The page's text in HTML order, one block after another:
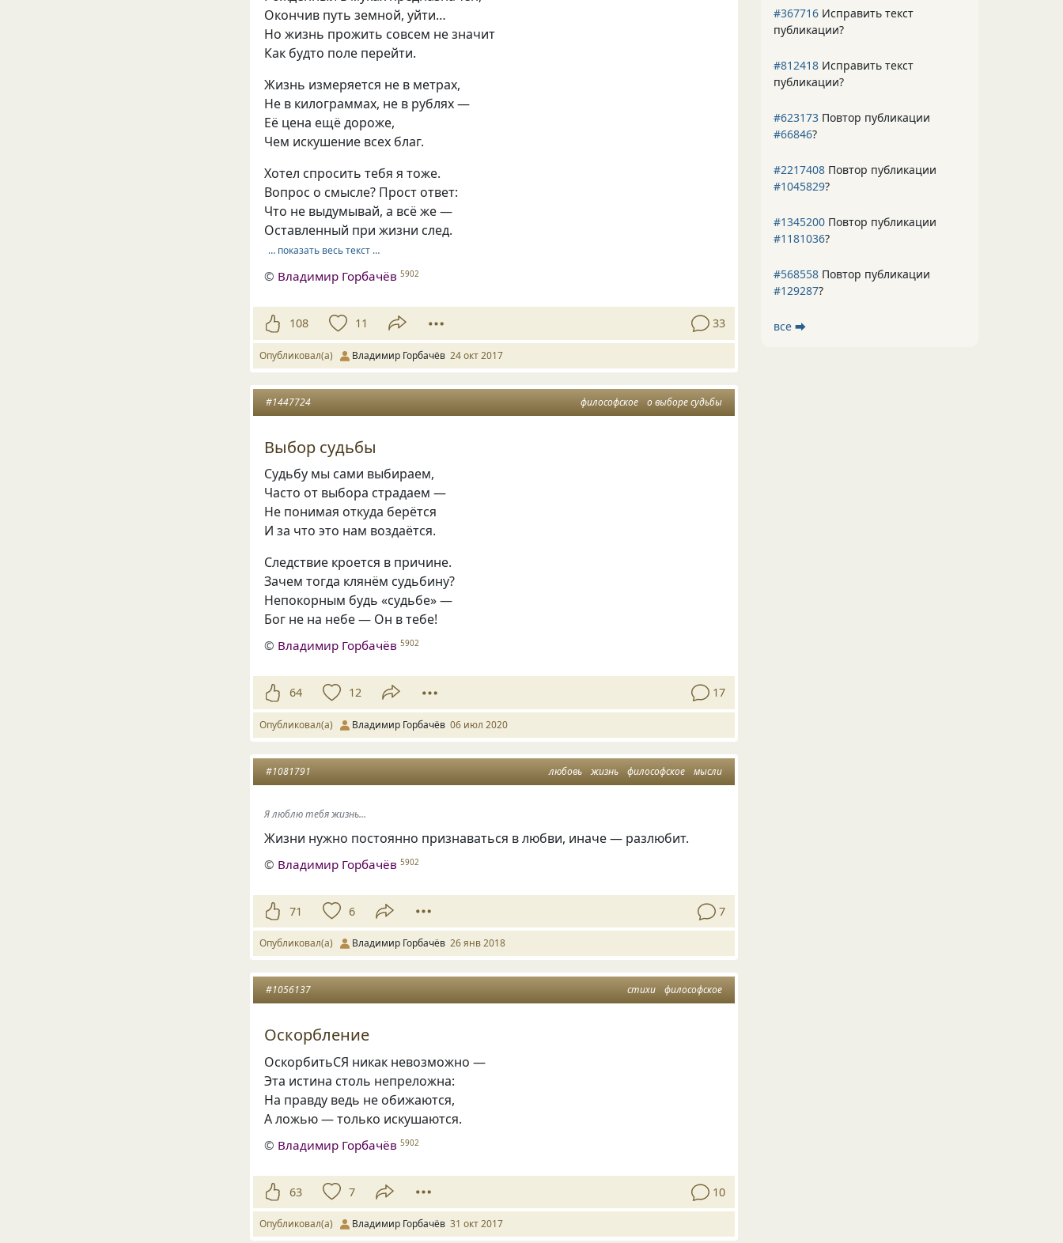
Окончив путь земной, уйти…
Но жизнь прожить совсем не значит
Как будто поле перейти.
Жизнь измеряется не в метрах,
Не в килограммах, не в рублях —
Её цена ещё дороже,
Чем искушение всех благ.
Хотел спросить тебя я тоже.
Вопрос о смысле? Прост ответ:
Что не выдумывай, а всё же —
Оставленный при жизни след.
… показать весь текст …
© Владимир Горбачёв 5902
108 11 33
Опубликовал(а) Владимир Горбачёв 24 окт 2017
философское о выборе судьбы
#1447724
Выбор судьбы
Судьбу мы сами выбираем,
Часто от выбора страдаем —
Не понимая откуда берётся
И за что это нам воздаётся.
Следствие кроется в причине.
Зачем тогда клянём судьбину?
Непокорным будь «судьбе» —
Бог не на небе — Он в тебе!
© Владимир Горбачёв 5902
64 12 17
Опубликовал(а) Владимир Горбачёв 06 июл 2020
любовь жизнь философское мысли
#1081791
Я люблю тебя жизнь...
Жизни нужно постоянно признаваться в любви, иначе — разлюбит.
© Владимир Горбачёв 5902
71 6 7
Опубликовал(а) Владимир Горбачёв 26 янв 2018
стихи философское
#1056137
Оскорбление
ОскорбитьСЯ никак невозможно —
Эта истина столь непреложна:
На правду ведь не обижаются,
А ложью — только искушаются.
© Владимир Горбачёв 5902
63 7 10
Опубликовал(а) Владимир Горбачёв 31 окт 2017
#367716 Исправить текст
публикации?
#812418 Исправить текст
публикации?
#623173 Повтор публикации
#66846?
#2217408 Повтор публикации
#1045829?
#1345200 Повтор публикации
#1181036?
#568558 Повтор публикации
#129287?
все ⮕